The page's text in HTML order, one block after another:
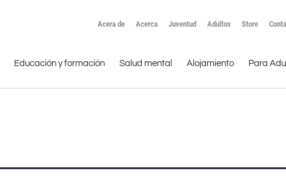
Acera de Acerca Juventud Adultos Store
Educación y formación Salud mental Alojamiento Para